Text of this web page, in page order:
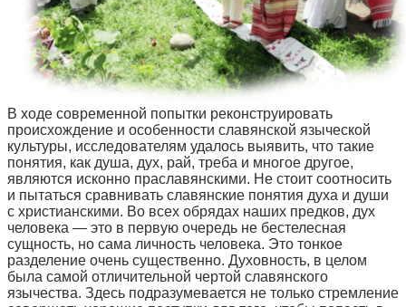
В ходе современной попытки реконструировать
происхождение и особенности славянской языческой
культуры, исследователям удалось выявить, что такие
понятия, как душа, дух, рай, треба и многое другое,
являются исконно праславянскими. Не стоит соотносить
и пытаться сравнивать славянские понятия духа и души
с христианскими. Во всех обрядах наших предков, дух
человека — это в первую очередь не бестелесная
сущность, но сама личность человека. Это тонкое
разделение очень существенно. Духовность, в целом
была самой отличительной чертой славянского
язычества. Здесь подразумевается не только стремление